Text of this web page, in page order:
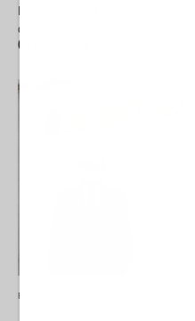
El ministro de Transformación
de Madrid, Óscar López, ha…
07/08/2026
FRONTERA E INMIGRACIÓN